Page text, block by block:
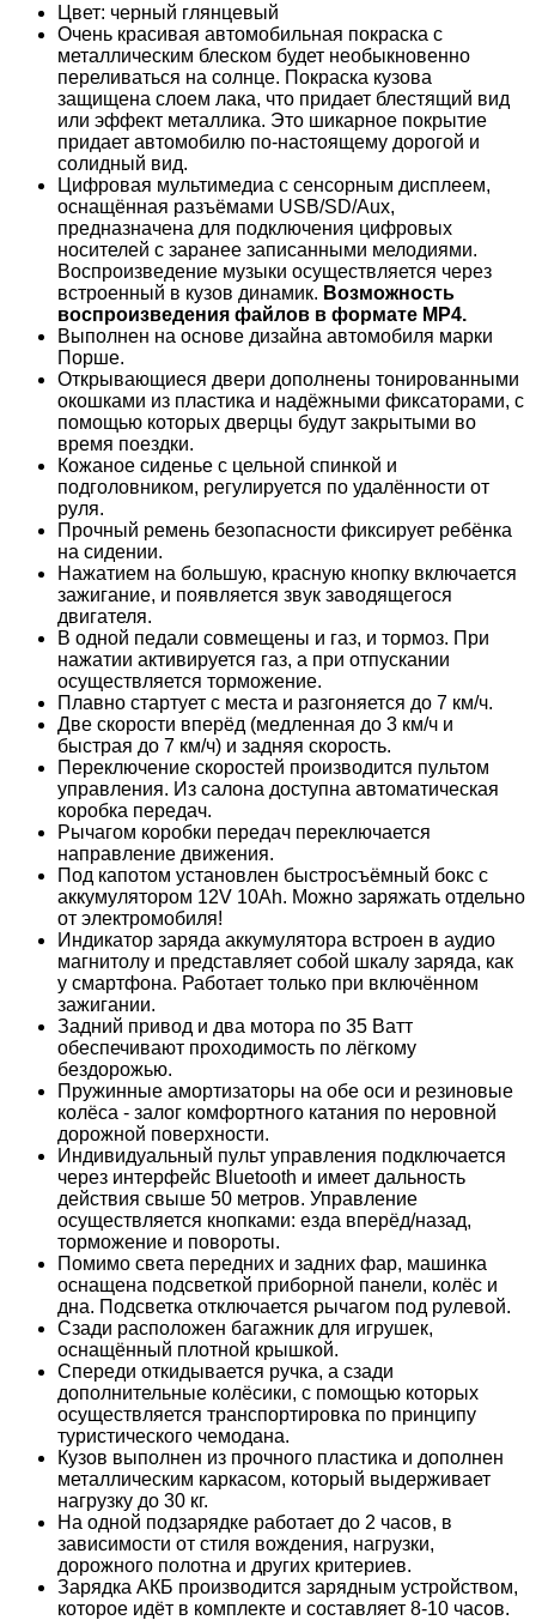
Цвет: черный глянцевый
Очень красивая автомобильная покраска с
металлическим блеском будет необыкновенно
переливаться на солнце. Покраска кузова
защищена слоем лака, что придает блестящий вид
или эффект металлика. Это шикарное покрытие
придает автомобилю по-настоящему дорогой и
солидный вид.
Цифровая мультимедиа с сенсорным дисплеем,
оснащённая разъёмами USB/SD/Aux,
предназначена для подключения цифровых
носителей с заранее записанными мелодиями.
Воспроизведение музыки осуществляется через
встроенный в кузов динамик. Возможность
воспроизведения файлов в формате MP4.
Выполнен на основе дизайна автомобиля марки
Порше.
Открывающиеся двери дополнены тонированными
окошками из пластика и надёжными фиксаторами, с
помощью которых дверцы будут закрытыми во
время поездки.
Кожаное сиденье с цельной спинкой и
подголовником, регулируется по удалённости от
руля.
Прочный ремень безопасности фиксирует ребёнка
на сидении.
Нажатием на большую, красную кнопку включается
зажигание, и появляется звук заводящегося
двигателя.
В одной педали совмещены и газ, и тормоз. При
нажатии активируется газ, а при отпускании
осуществляется торможение.
Плавно стартует с места и разгоняется до 7 км/ч.
Две скорости вперёд (медленная до 3 км/ч и
быстрая до 7 км/ч) и задняя скорость.
Переключение скоростей производится пультом
управления. Из салона доступна автоматическая
коробка передач.
Рычагом коробки передач переключается
направление движения.
Под капотом установлен быстросъёмный бокс с
аккумулятором 12V 10Ah. Можно заряжать отдельно
от электромобиля!
Индикатор заряда аккумулятора встроен в аудио
магнитолу и представляет собой шкалу заряда, как
у смартфона. Работает только при включённом
зажигании.
Задний привод и два мотора по 35 Ватт
обеспечивают проходимость по лёгкому
бездорожью.
Пружинные амортизаторы на обе оси и резиновые
колёса - залог комфортного катания по неровной
дорожной поверхности.
Индивидуальный пульт управления подключается
через интерфейс Bluetooth и имеет дальность
действия свыше 50 метров. Управление
осуществляется кнопками: езда вперёд/назад,
торможение и повороты.
Помимо света передних и задних фар, машинка
оснащена подсветкой приборной панели, колёс и
дна. Подсветка отключается рычагом под рулевой.
Сзади расположен багажник для игрушек,
оснащённый плотной крышкой.
Спереди откидывается ручка, а сзади
дополнительные колёсики, с помощью которых
осуществляется транспортировка по принципу
туристического чемодана.
Кузов выполнен из прочного пластика и дополнен
металлическим каркасом, который выдерживает
нагрузку до 30 кг.
На одной подзарядке работает до 2 часов, в
зависимости от стиля вождения, нагрузки,
дорожного полотна и других критериев.
Зарядка АКБ производится зарядным устройством,
которое идёт в комплекте и составляет 8-10 часов.